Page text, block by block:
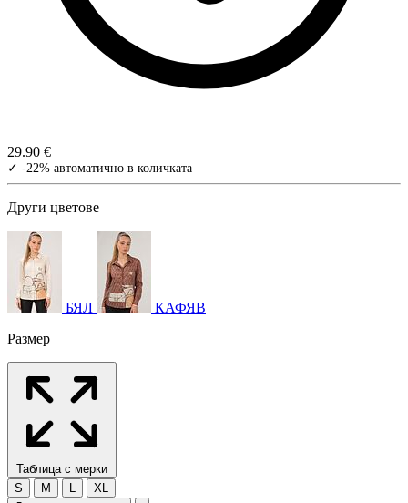
29.90 €
✓ -22% автоматично в количката
Други цветове
БЯЛ
КАФЯВ
Размер
Таблица с мерки
S
M L
XL